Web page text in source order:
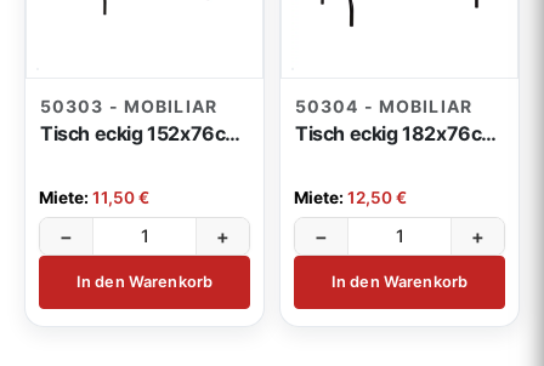
50303 - MOBILIAR
Tisch eckig 152x76cm klappbar
Miete:11,50 €
− +
In den Warenkorb
50304 - MOBILIAR
Tisch eckig 182x76cm klappbar
Miete:12,50 €
− +
In den Warenkorb